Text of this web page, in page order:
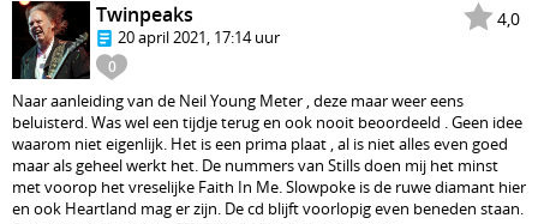
4,0
0
Twinpeaks
20 april 2021, 17:14 uur
Naar aanleiding van de Neil Young Meter , deze maar weer eens
beluisterd. Was wel een tijdje terug en ook nooit beoordeeld . Geen idee
waarom niet eigenlijk. Het is een prima plaat , al is niet alles even goed
maar als geheel werkt het. De nummers van Stills doen mij het minst
met voorop het vreselijke Faith In Me. Slowpoke is de ruwe diamant hier
en ook Heartland mag er zijn. De cd blijft voorlopig even beneden staan.